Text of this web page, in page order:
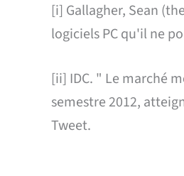
[i] Gallagher, Sean
logiciels PC qu'il ne
[ii] IDC. " Le marché
semestre 2012,
Tweet.